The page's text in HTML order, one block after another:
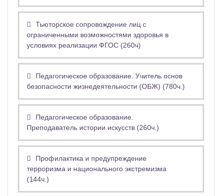
Тьюторское сопровождение лиц с
ограниченными возможностями здоровья в
условиях реализации ФГОС (260ч)
Педагогическое образование. Учитель основ
безопасности жизнедеятельности (ОБЖ) (780ч.)
Педагогическое образование.
Преподаватель истории искусств (260ч.)
Профилактика и предупреждение
терроризма и национального экстремизма
(144ч.)